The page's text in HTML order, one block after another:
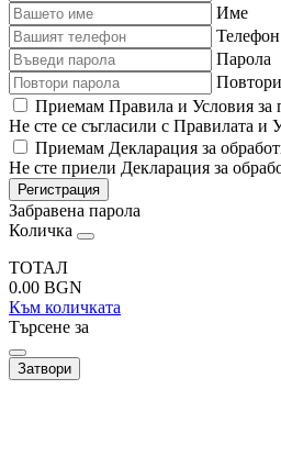
Име
Телефон
Парола
Приемам Правила и Условия за
Не сте се съгласили с Правилата и
Приемам Декларация за
Не сте приели Декларация за
Регистрация
Забравена парола
Количка
ТОТАЛ
0.00 BGN
Към количката
Търсене за
Затвори